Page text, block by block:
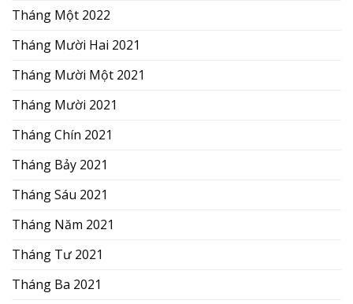
Tháng Một 2022
Tháng Mười Hai 2021
Tháng Mười Một 2021
Tháng Mười 2021
Tháng Chín 2021
Tháng Bảy 2021
Tháng Sáu 2021
Tháng Năm 2021
Tháng Tư 2021
Tháng Ba 2021